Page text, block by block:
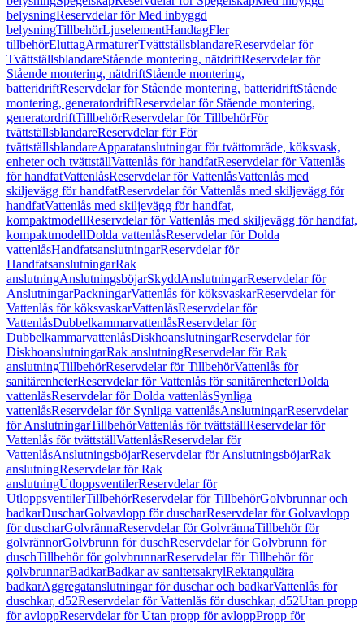
belysningReservdelar för Med inbyggd
belysningTillbehörLjuselementHandtagFler
tillbehörEluttagArmaturerTvättställsblandareReservdelar för
TvättställsblandareStående montering, nätdriftReservdelar för
Stående montering, nätdriftStående montering,
batteridriftReservdelar för Stående montering, batteridriftStående
montering, generatordriftReservdelar för Stående montering,
generatordriftTillbehörReservdelar för TillbehörFör
tvättställsblandareReservdelar för För
tvättställsblandareApparatanslutningar för tvättområde, köksvask,
enheter och tvättställVattenlås för handfatReservdelar för Vattenlås
för handfatVattenlåsReservdelar för VattenlåsVattenlås med
skiljevägg för handfatReservdelar för Vattenlås med skiljevägg för
handfatVattenlås med skiljevägg för handfat,
kompaktmodellReservdelar för Vattenlås med skiljevägg för handfat,
kompaktmodellDolda vattenlåsReservdelar för Dolda
vattenlåsHandfatsanslutningarReservdelar för
HandfatsanslutningarRak
anslutningAnslutningsböjarSkyddAnslutningarReservdelar för
AnslutningarPackningarVattenlås för köksvaskarReservdelar för
Vattenlås för köksvaskarVattenlåsReservdelar för
VattenlåsDubbelkammarvattenlåsReservdelar för
DubbelkammarvattenlåsDiskhoanslutningarReservdelar för
DiskhoanslutningarRak anslutningReservdelar för Rak
anslutningTillbehörReservdelar för TillbehörVattenlås för
sanitärenheterReservdelar för Vattenlås för sanitärenheterDolda
vattenlåsReservdelar för Dolda vattenlåsSynliga
vattenlåsReservdelar för Synliga vattenlåsAnslutningarReservdelar
för AnslutningarTillbehörVattenlås för tvättställReservdelar för
Vattenlås för tvättställVattenlåsReservdelar för
VattenlåsAnslutningsböjarReservdelar för AnslutningsböjarRak
anslutningReservdelar för Rak
anslutningUtloppsventilerReservdelar för
UtloppsventilerTillbehörReservdelar för TillbehörGolvbrunnar och
badkarDuscharGolvavlopp för duscharReservdelar för Golvavlopp
för duscharGolvrännaReservdelar för GolvrännaTillbehör för
golvrännorGolvbrunn för duschReservdelar för Golvbrunn för
duschTillbehör för golvbrunnarReservdelar för Tillbehör för
golvbrunnarBadkarBadkar av sanitetsakrylRektangulära
badkarAggregatanslutningar för duschar och badkarVattenlås för
duschkar, d52Reservdelar för Vattenlås för duschkar, d52Utan propp
för avloppReservdelar för Utan propp för avloppPropp för